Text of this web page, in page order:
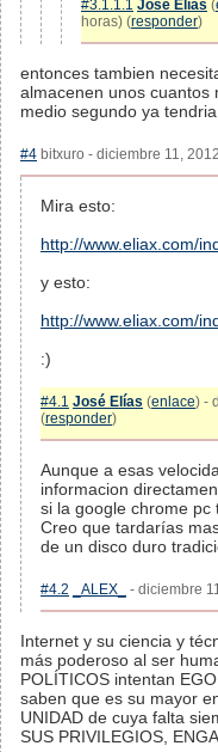
#3.1.1.1 José Elías (
horas) (responder)
entonces tambien
almacenen unos cuantos
medio segundo ya
#4 bitxuro - diciembre 11,
Mira esto:
http://www.eliax.com/
y esto:
http://www.eliax.com/
:)
#4.1 José Elías (enlace) -
(responder)
Aunque a esas
informacion
si la google chrome pc
Creo que tardarías
de un disco duro
#4.2 _ALEX_ - diciembre
Internet y su ciencia y
más poderoso al ser
POLÍTICOS intentan
saben que es su mayor
UNIDAD de cuya falta
SUS PRIVILEGIOS,